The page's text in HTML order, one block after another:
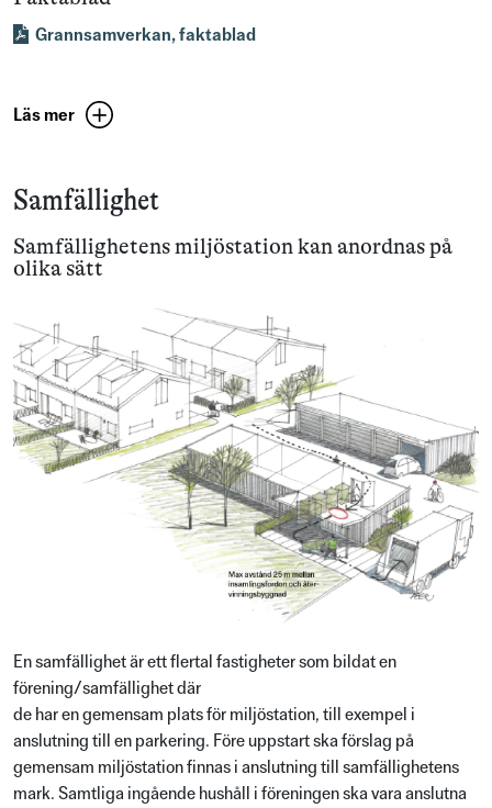
Grannsamverkan, faktablad
Läs mer
Samfällighet
Samfällighetens miljöstation kan anordnas på
olika sätt
En samfällighet är ett flertal fastigheter som bildat en
förening/samfällighet där
de har en gemensam plats för miljöstation, till exempel i
anslutning till en parkering. Före uppstart ska förslag på
gemensam miljöstation finnas i anslutning till samfällighetens
mark. Samtliga ingående hushåll i föreningen ska vara anslutna